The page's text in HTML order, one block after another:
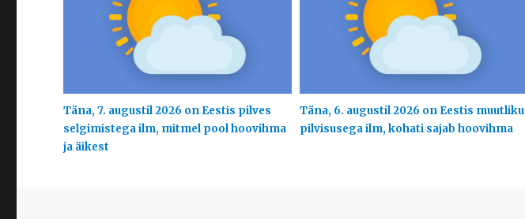
Täna, 7. augustil 2026 on Eestis pilves
selgimistega ilm, mitmel pool hoovihma
ja äikest
Täna, 6. augustil 2026 on Eestis muutliku
pilvisusega ilm, kohati sajab hoovihma